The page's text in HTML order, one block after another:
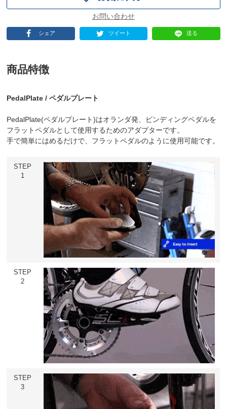
シェア ツイート 送る
商品特徴
PedalPlate / ペダルプレート
PedalPlate(ペダルプレート)はオランダ発、ビンディングペダルを
フラットペダルとして使用するためのアダプターです。
手で簡単にはめるだけで、フラットペダルのように使用可能です。
STEP
1
STEP
2
STEP
3